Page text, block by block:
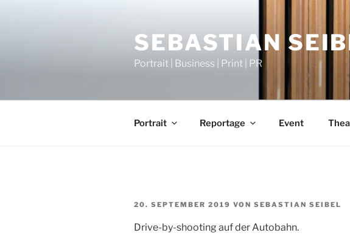
SEBASTIAN
Portrait | Business | Print | PR
Portrait Reportage Event
VERÖFFENTLICHT
20. SEPTEMBER 2019 VON SEBASTIAN SEIBEL
Drive-by-shooting auf der Autobahn.